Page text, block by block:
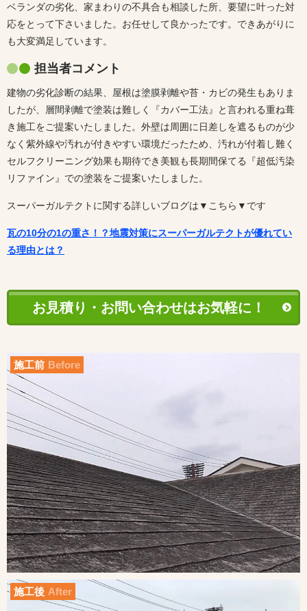
ベランダの劣化、家まわりの不具合も相談した所、要望に叶った対
応をとって下さいました。お任せして良かったです。できあがりに
も大変満足しています。
担当者コメント
建物の劣化診断の結果 、屋根は塗膜剥離や苔・カビの発生もありま
したが、層間剥離で塗装は難しく『カバー工法』と言われる重ね葺
き施工をご提案いたしました。外壁は周囲に日差しを遮るものが少
なく紫外線や汚れが付きやすい環境だったため、汚れが付着し難く
セルフクリーニング効果も期待でき美観も長期間保てる『超低汚染
リファイン』での塗装をご提案いたしました。
スーパーガルテクトに関する詳しいブログは▼こちら▼です
瓦の10分の1の重さ！？地震対策にスーパーガルテクトが優れてい
る理由とは？
お見積り・お問い合わせはお気軽に！
施工前 Before
施工後 After